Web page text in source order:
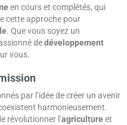
en cours et complétés, qui
cette approche pour
. Que vous soyez un
dedéveloppement
vous.
par l’idée de créer un avenir
harmonieusement.
révolutionner l’agricultureet